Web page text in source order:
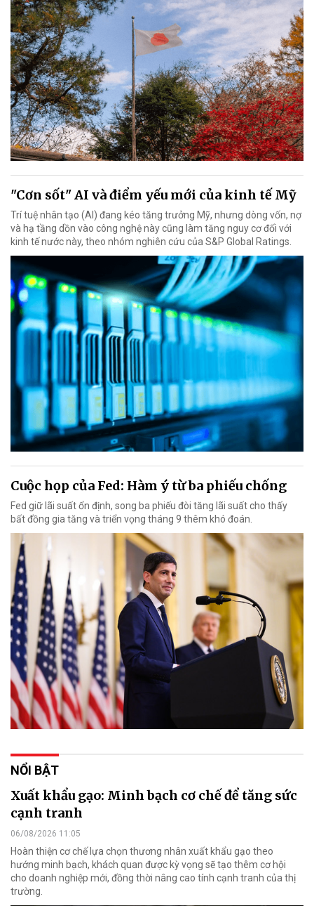
"Cơn sốt" AI và điểm yếu mới của kinh tế Mỹ
Trí tuệ nhân tạo (AI) đang kéo tăng trưởng Mỹ, nhưng dòng vốn, nợ
và hạ tầng dồn vào công nghệ này cũng làm tăng nguy cơ đối với
kinh tế nước này, theo nhóm nghiên cứu của S&P Global Ratings.
Cuộc họp của Fed: Hàm ý từ ba phiếu chống
Fed giữ lãi suất ổn định, song ba phiếu đòi tăng lãi suất cho thấy
bất đồng gia tăng và triển vọng tháng 9 thêm khó đoán.
NỔI BẬT
Xuất khẩu gạo: Minh bạch cơ chế để tăng sức
cạnh tranh
06/08/2026 11:05
Hoàn thiện cơ chế lựa chọn thương nhân xuất khẩu gạo theo
hướng minh bạch, khách quan được kỳ vọng sẽ tạo thêm cơ hội
cho doanh nghiệp mới, đồng thời nâng cao tính cạnh tranh của thị
trường.